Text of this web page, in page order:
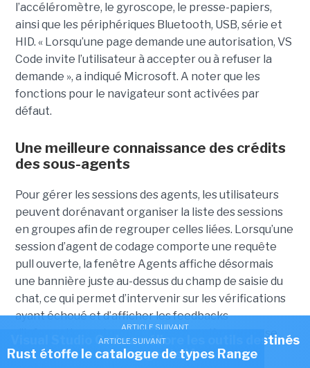
ARTICLE SUIVANT
Visual Studio Code améliore les outils destinés
aux agents IA
l’accéléromètre, le gyroscope, le presse-papiers,
ainsi que les périphériques Bluetooth, USB, série et
HID. « Lorsqu’une page demande une autorisation, VS
Code invite l’utilisateur à accepter ou à refuser la
demande », a indiqué Microsoft. A noter que les
fonctions pour le navigateur sont activées par
défaut.
Une meilleure connaissance des crédits
des sous-agents
Pour gérer les sessions des agents, les utilisateurs
peuvent dorénavant organiser la liste des sessions
en groupes afin de regrouper celles liées. Lorsqu’une
session d’agent de codage comporte une requête
pull ouverte, la fenêtre Agents affiche désormais
une bannière juste au-dessus du champ de saisie du
chat, ce qui permet d’intervenir sur les vérifications
ayant échoué et d’afficher les feedbacks
d’information entrants. Chaque bannière propose
une action unique pour corriger ou consulter le
ARTICLE SUIVANT
Rust étoffe le catalogue de types Range